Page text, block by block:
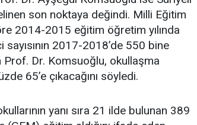
son noktaya değindi. Milli Eğitim
2014-2015 eğitim öğretim yılında
2017-2018’de 550 bine
Dr. Komsuoğlu, okullaşma
65’e çıkacağını söyledi.
yanı sıra 21 ilde bulunan 389